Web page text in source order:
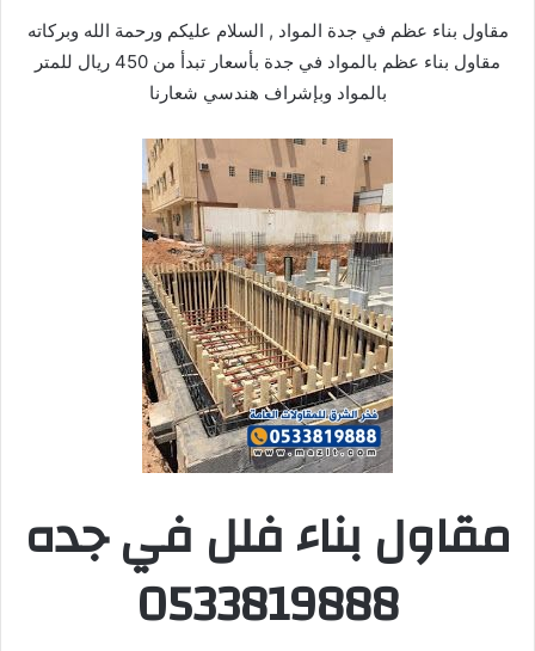
مقاول بناء عظم في جدة المواد , السلام عليكم ورحمة الله وبركاته
مقاول بناء عظم بالمواد في جدة بأسعار تبدأ من 450 ريال للمتر
بالمواد وبإشراف هندسي شعارنا
مقاول بناء فلل في جده
0533819888